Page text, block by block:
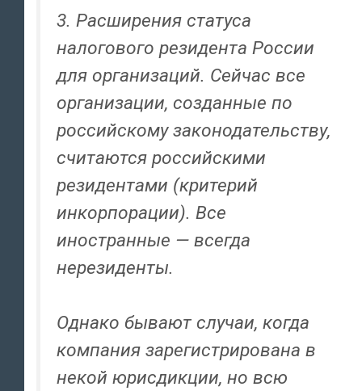
3. Расширения статуса
налогового резидента России
для организаций. Сейчас все
организации, созданные по
российскому законодательству,
считаются российскими
резидентами (критерий
инкорпорации). Все
иностранные — всегда
нерезиденты.
Однако бывают случаи, когда
компания зарегистрирована в
некой юрисдикции, но всю